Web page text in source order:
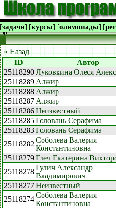
[задачи] [курсы] [олимпиады]
« Назад
ID Автор
25118290 Луковкина Олеся
25118289 Алжир
25118288 Алжир
25118287 Алжир
25118286 Неизвестный
25118285 Головань Серафима
25118283 Головань Серафима
25118282 Соболева Валерия
Константиновна
25118279 Глеч Екатерина
25118278 Гулич Александр
Владимирович
25118277 Неизвестный
25118274 Соболева Валерия
Константиновна